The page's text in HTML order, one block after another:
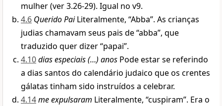
mulher (ver 3.26-29). Igual no v9.
4.6 Querido PaiLiteralmente, “Abba”. As crianças
judias chamavam seus pais de “abba”, que
traduzido quer dizer “papai”.
4.10dias especiais (…) anos Pode estar se referindo
a dias santos do calendário judaico que os crentes
gálatas tinham sido instruídos a celebrar.
4.14me expulsaram Literalmente, “cuspiram”. Era o